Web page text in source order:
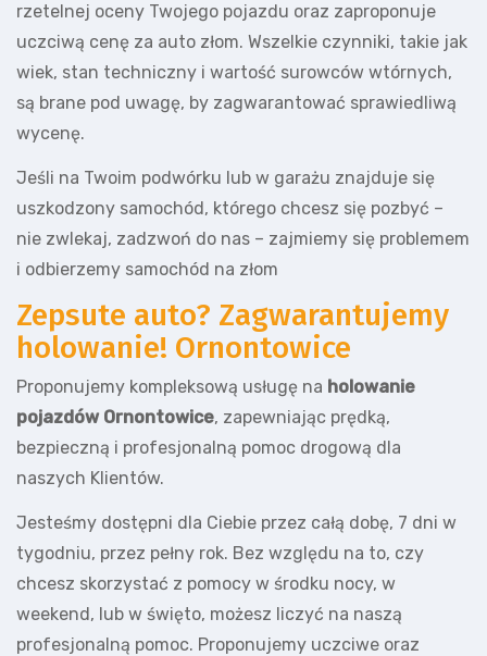
rzetelnej oceny Twojego pojazdu oraz zaproponuje
uczciwą cenę za auto złom. Wszelkie czynniki, takie jak
wiek, stan techniczny i wartość surowców wtórnych,
są brane pod uwagę, by zagwarantować sprawiedliwą
wycenę.
Jeśli na Twoim podwórku lub w garażu znajduje się
uszkodzony samochód, którego chcesz się pozbyć –
nie zwlekaj, zadzwoń do nas – zajmiemy się problemem
i odbierzemy samochód na złom
Zepsute auto? Zagwarantujemy
holowanie! Ornontowice
Proponujemy kompleksową usługę na holowanie
pojazdów Ornontowice, zapewniając prędką,
bezpieczną i profesjonalną pomoc drogową dla
naszych Klientów.
Jesteśmy dostępni dla Ciebie przez całą dobę, 7 dni w
tygodniu, przez pełny rok. Bez względu na to, czy
chcesz skorzystać z pomocy w środku nocy, w
weekend, lub w święto, możesz liczyć na naszą
profesjonalną pomoc. Proponujemy uczciwe oraz